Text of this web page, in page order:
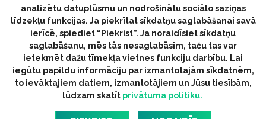
SŪTĪT
© 2026 parmuziku.lv, visas tiesības paturētas
ParMuziku.lv Mūzikas Ziņas
Industrijas Ziņas
Industrijas ABC
Mūzika Biznesam Latvijas oficiālais
analizētu datuplūsmu un nodrošinātu sociālo saziņas
līdzekļu funkcijas. Ja piekrītat sīkdatņu saglabāšanai savā
ierīcē, spiediet “Piekrist”. Ja noraidīsiet sīkdatņu
saglabāšanu, mēs tās nesaglabāsim, taču tas var
ietekmēt dažu tīmekļa vietnes funkciju darbību. Lai
iegūtu papildu informāciju par izmantotajām sīkdatnēm,
to ievāktajiem datiem, izmantotājiem un Jūsu tiesībām,
lūdzam skatīt privātuma politiku.